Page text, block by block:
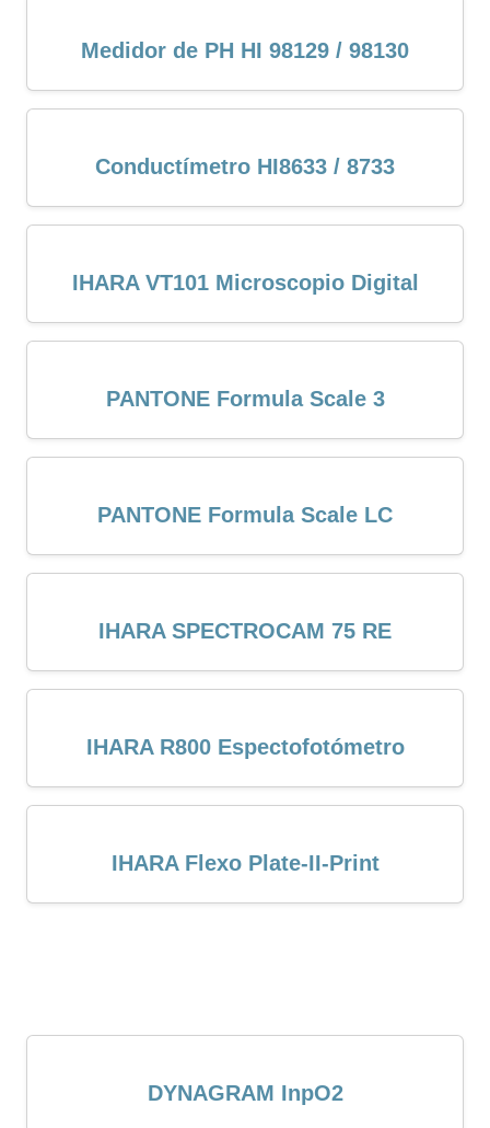
Medidor de PH HI 98129 / 98130
Conductímetro HI8633 / 8733
IHARA VT101 Microscopio Digital
PANTONE Formula Scale 3
PANTONE Formula Scale LC
IHARA SPECTROCAM 75 RE
IHARA R800 Espectofotómetro
IHARA Flexo Plate-II-Print
DYNAGRAM InpO2